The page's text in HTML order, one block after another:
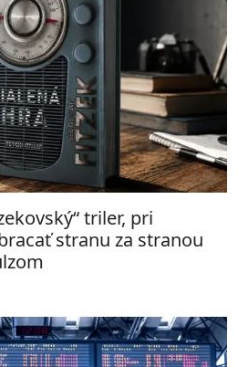
triler, pri
stranu za stranou